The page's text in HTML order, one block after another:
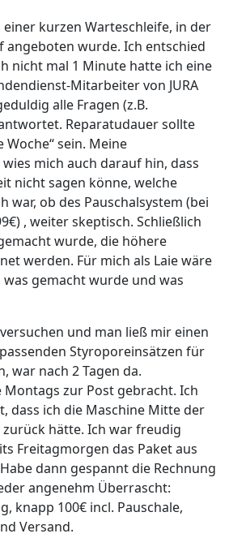
kurzen Warteschleife, in der
angeboten wurde. Ich entschied
nicht mal 1 Minute hatte ich eine
Mitarbeiter von JURA
alle Fragen (z.B.
Reparatudauer sollte
Woche“ sein. Meine
mich auch darauf hin, dass
nicht sagen könne, welche
war, ob des Pauschalsystem (bei
, weiter skeptisch. Schließlich
wurde, die höhere
werden. Für mich als Laie wäre
gemacht wurde und was
und man ließ mir einen
Styroporeinsätzen für
war nach 2 Tagen da.
Montags zur Post gebracht. Ich
dass ich die Maschine Mitte der
hätte. Ich war freudig
Freitagmorgen das Paket aus
dann gespannt die Rechnung
angenehm Überrascht:
knapp 100€ incl. Pauschale,
Versand.